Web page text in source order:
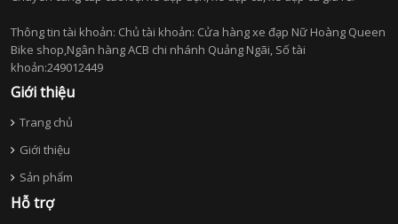
Thông tin tài khoản: Chủ tài khoản: Cửa hàng xe đạp Nữ Hoàng Queen
Bike shop,Ngân hàng ACB chi nhánh Quảng Ngãi, Số tài
khoản:249012449
Giới thiệu
Trang chủ
Giới thiệu
Sản phẩm
Hỗ trợ